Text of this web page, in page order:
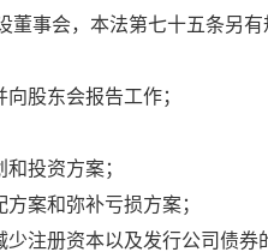
董事会， 本法第七十五条另有
股东会报告工作；
投资方案；
方案和弥补亏损方案；
少注册资本以及发行公司债券